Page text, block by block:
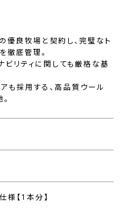
優良牧場と契約し、完璧なト
徹底管理。
リティに関しても厳格な基
も採用する、高品質ウール
様【1本分】